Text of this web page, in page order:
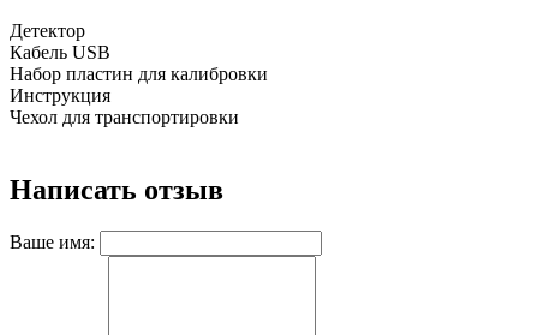
Детектор
Кабель USB
Набор пластин для калибровки
Инструкция
Чехол для транспортировки
Написать отзыв
Ваше имя: